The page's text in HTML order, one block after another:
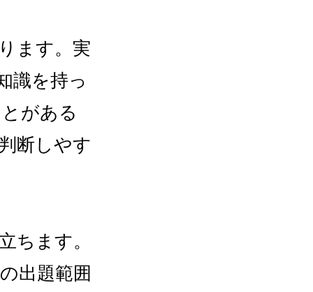
ます。実
識を持っ
がある
断しやす
ちます。
出題範囲